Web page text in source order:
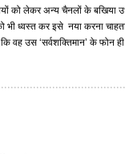
को लेकर अन्य चैनलों के
भी ध्वस्त कर इसे नया करना
वह उस ‘सर्वशक्तिमान’ के फोन